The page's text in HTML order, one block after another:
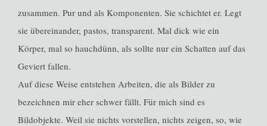
zusammen. Pur und als Komponenten. Sie schichtet er. Legt
sie übereinander, pastos, transparent. Mal dick wie ein
Körper, mal so hauchdünn, als sollte nur ein Schatten auf das
Geviert fallen.
Auf diese Weise entstehen Arbeiten, die als Bilder zu
bezeichnen mir eher schwer fällt. Für mich sind es
Bildobjekte. Weil sie nichts vorstellen, nichts zeigen, so, wie